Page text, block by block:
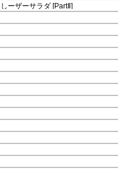
ーザーサラダ [PartⅡ]